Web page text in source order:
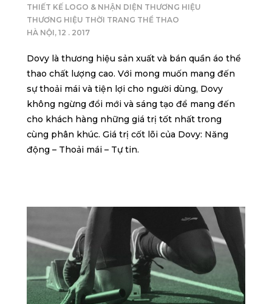
THIẾT KẾ LOGO & NHẬN DIỆN THƯƠNG HIỆU
THƯƠNG HIỆU THỜI TRANG THỂ THAO
HÀ NỘI, 12 . 2017
Dovy là thương hiệu sản xuất và bán quần áo thể
thao chất lượng cao. Với mong muốn mang đến
sự thoải mái và tiện lợi cho người dùng, Dovy
không ngừng đổi mới và sáng tạo để mang đến
cho khách hàng những giá trị tốt nhất trong
cùng phân khúc. Giá trị cốt lõi của Dovy: Năng
động – Thoải mái – Tự tin.